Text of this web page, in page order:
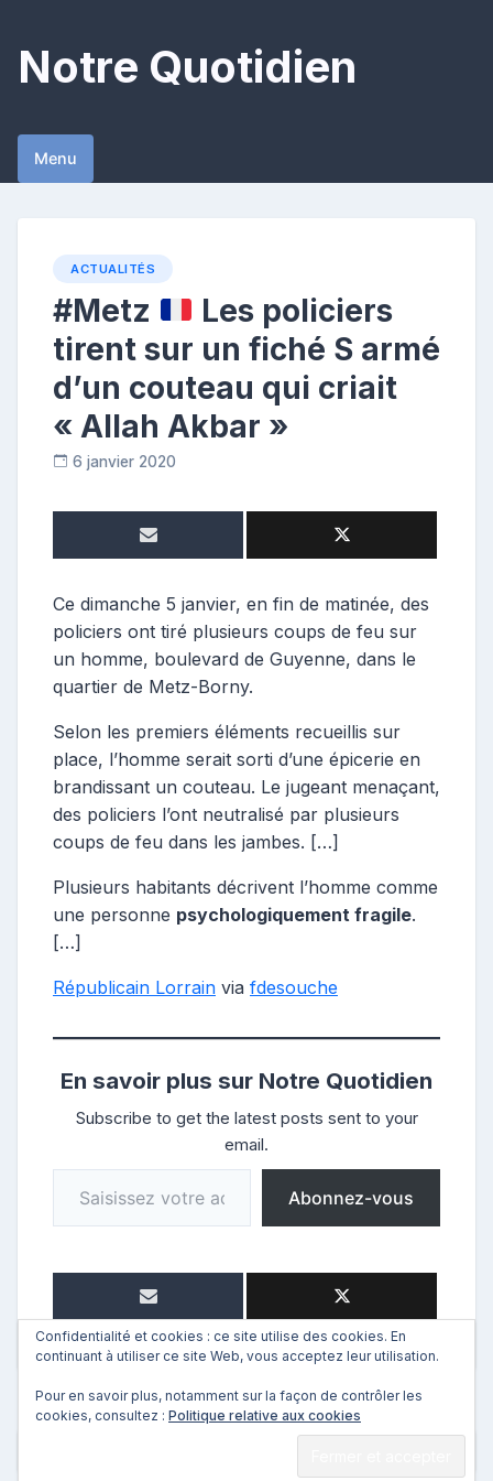
content
Notre Quotidien
Menu
ACTUALITÉS
#Metz
Les policiers
tirent sur un fiché S armé
d’un couteau qui criait
« Allah Akbar »
6 janvier 2020
e
t
u
r
Ce dimanche 5 janvier, en fin de matinée, des
policiers ont tiré plusieurs coups de feu sur
un homme, boulevard de Guyenne, dans le
quartier de Metz-Borny.
Selon les premiers éléments recueillis sur
place, l’homme serait sorti d’une épicerie en
brandissant un couteau. Le jugeant menaçant,
des policiers l’ont neutralisé par plusieurs
coups de feu dans les jambes. […]
Plusieurs habitants décrivent l’homme comme
une personne psychologiquement fragile.
[…]
Républicain Lorrain via fdesouche
En savoir plus sur Notre Quotidien
Subscribe to get the latest posts sent to your
email.
Saisissez votre adresse e-mail…
Abonnez-vous
Confidentialité et cookies : ce site utilise des cookies. En
continuant à utiliser ce site Web, vous acceptez leur utilisation.
Pour en savoir plus, notamment sur la façon de contrôler les
cookies, consultez : Politique relative aux cookies